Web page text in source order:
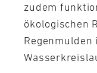
zudem
ökologischen